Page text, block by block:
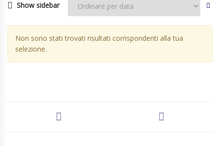
Show sidebar
Non sono stati trovati risultati corrispondenti alla tua
selezione.